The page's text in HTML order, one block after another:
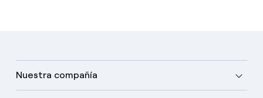
Nuestra compañía